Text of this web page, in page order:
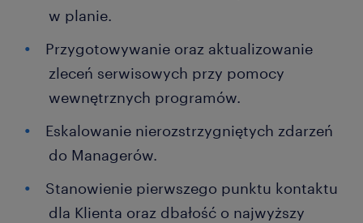
w planie.
Przygotowywanie oraz aktualizowanie
zleceń serwisowych przy pomocy
wewnętrznych programów.
Eskalowanie nierozstrzygniętych zdarzeń
do Managerów.
Stanowienie pierwszego punktu kontaktu
dla Klienta oraz dbałość o najwyższy